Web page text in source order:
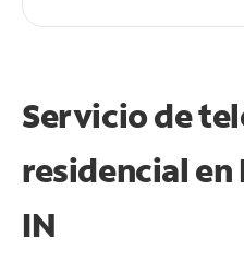
Servicio de
residencial en
IN